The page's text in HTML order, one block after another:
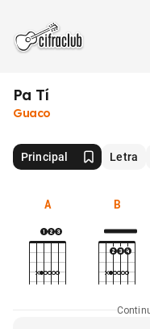
Pa Tí
Guaco
Principal Letra
A B